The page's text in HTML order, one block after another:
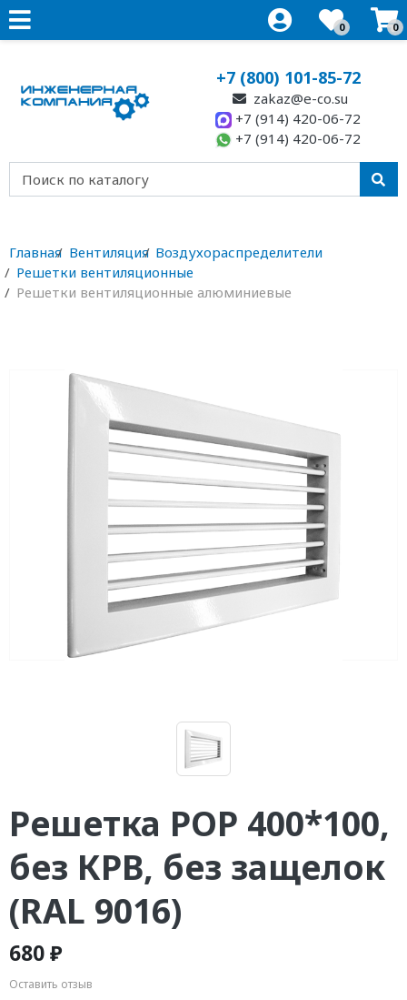
0 0
+7 (800) 101-85-72
zakaz@e-co.su
+7 (914) 420-06-72
+7 (914) 420-06-72
Главная Вентиляция Воздухораспределители
Решетки вентиляционные
Решетки вентиляционные алюминиевые
Решетка РОР 400*100,
без КРВ, без защелок
(RAL 9016)
680 ₽
Оставить отзыв